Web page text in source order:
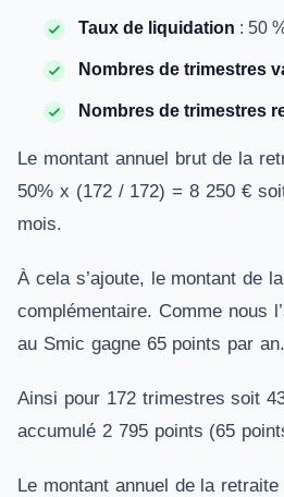
Taux de liquidation : 50
Nombres de trimestres
Nombres de trimestres
Le montant annuel brut de la
50% x (172 / 172) = 8 250 €
mois.
À cela s’ajoute, le montant de
complémentaire. Comme nous
au Smic gagne 65 points par an.
Ainsi pour 172 trimestres soit
accumulé 2 795 points (65
Le montant annuel de la